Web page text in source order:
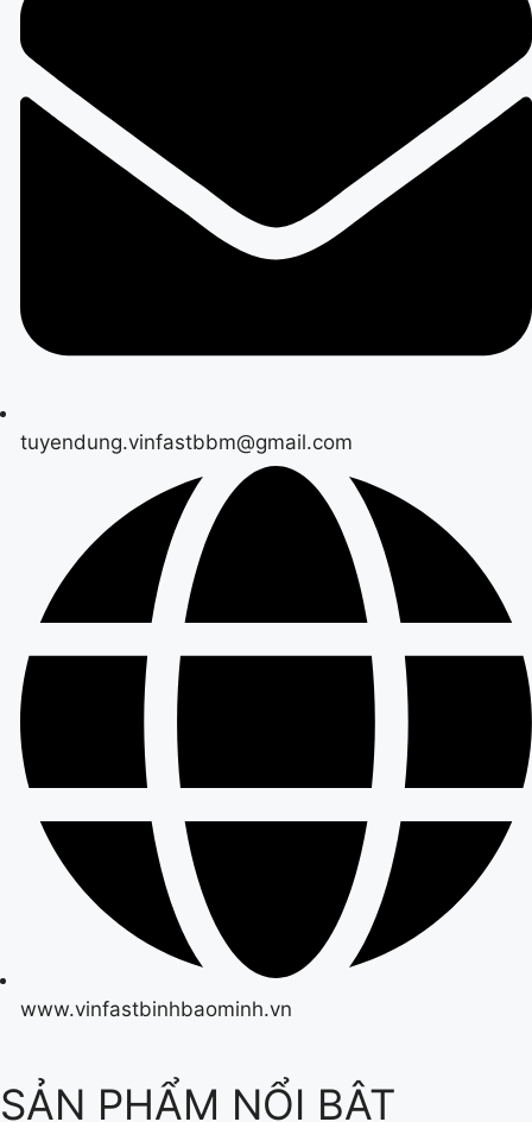
tuyendung.vinfastbbm@gmail.com
www.vinfastbinhbaominh.vn
SẢN PHẨM NỔI BẬT